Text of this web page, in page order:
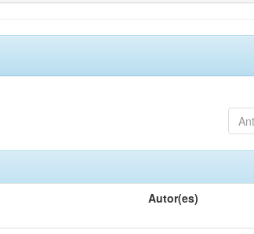
Autor(es)